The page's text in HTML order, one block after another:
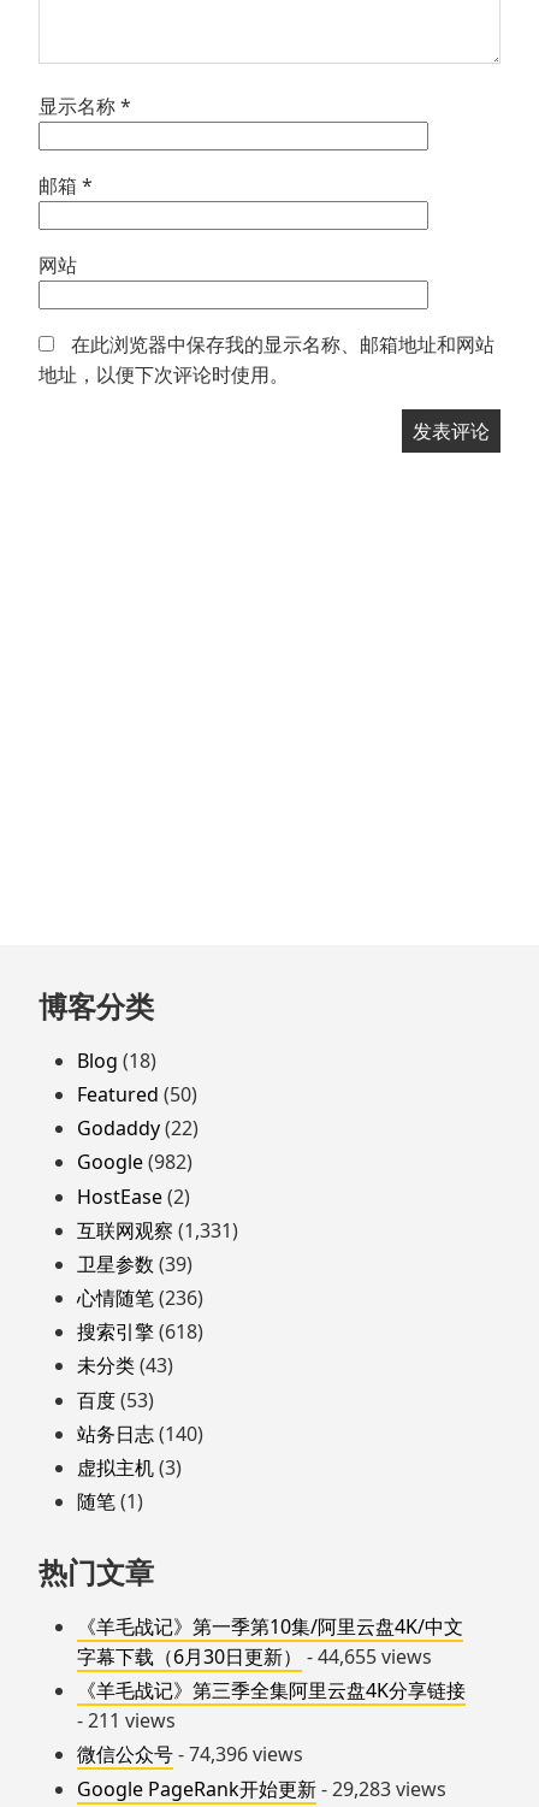
显示名称*
邮箱 *
网站
在此浏览器中保存我的显示名称、邮箱地址和网站
地址，以便下次评论时使用。
跳
至
页
脚
博客分类
Blog (18)
Featured (50)
Godaddy(22)
Google(982)
HostEase(2)
互联网观察 (1,331)
卫星参数 (39)
心情随笔(236)
搜索引擎(618)
未分类(43)
百度(53)
站务日志(140)
虚拟主机(3)
随笔(1)
热门文章
《羊毛战记》第一季第10集/阿里云盘4K/中文
字幕下载（6月30日更新）
- 44,655 views
《羊毛战记》第三季全集阿里云盘4K分享链接
- 211 views
微信公众号- 74,396 views
Google PageRank开始更新- 29,283 views